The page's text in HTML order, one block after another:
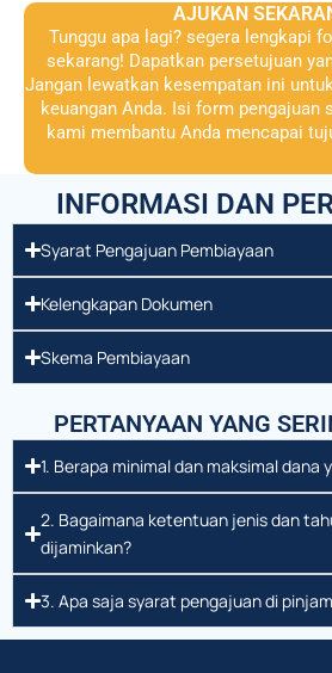
AJUKAN
Tunggu apa lagi? segera lengkapi
sekarang! Dapatkan persetujuan
Jangan lewatkan kesempatan ini
keuangan Anda. Isi form pengajuan
kami membantu Anda mencapai
INFORMASI DAN
Syarat Pengajuan Pembiayaan
Kelengkapan Dokumen
Skema Pembiayaan
PERTANYAAN YANG
1. Berapa minimal dan maksimal dana
2. Bagaimana ketentuan jenis dan
dijaminkan?
3. Apa saja syarat pengajuan di